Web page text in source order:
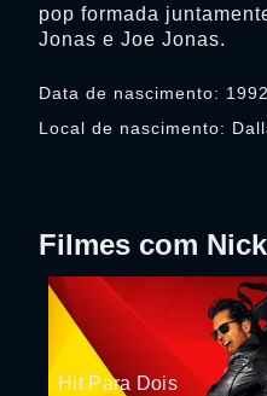
Data de nascimento:
Local de nascimento:
pop formada
Jonas e Joe Jonas.
Filmes com
Hit Para Dois